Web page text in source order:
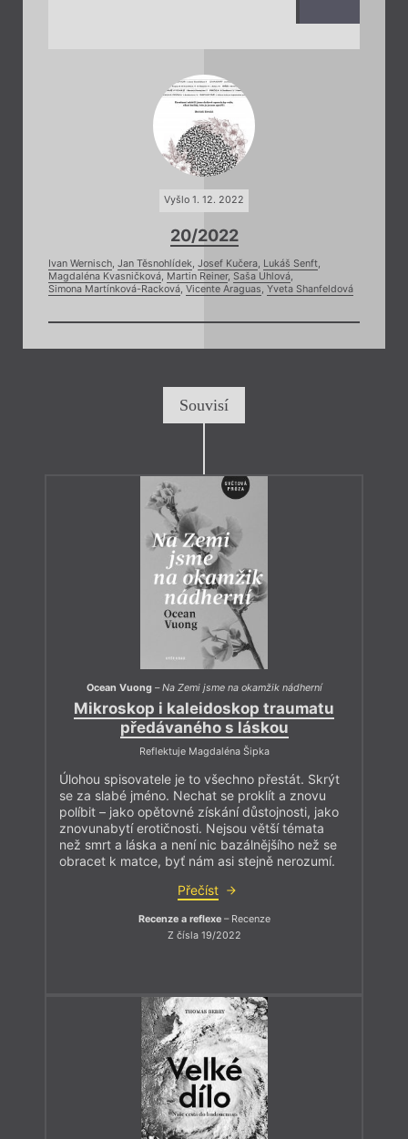
Vyšlo 1. 12. 2022
20/2022
Ivan Wernisch, Jan Těsnohlídek, Josef Kučera, Lukáš Senft,
Magdaléna Kvasničková, Martin Reiner, Saša Uhlová,
Simona Martínková-Racková, Vicente Araguas, Yveta Shanfeldová
Souvisí
Ocean Vuong–Na Zemi jsme na okamžik nádherní
Mikroskop i kaleidoskop traumatu
předávaného s láskou
Reflektuje Magdaléna Šipka
Úlohou spisovatele je to všechno přestát. Skrýt
se za slabé jméno. Nechat se proklít a znovu
políbit – jako opětovné získání důstojnosti, jako
znovunabytí erotičnosti. Nejsou větší témata
než smrt a láska a není nic bazálnějšího než se
obracet k matce, byť nám asi stejně nerozumí.
Přečíst
Recenze a reflexe– Recenze
Z čísla 19/2022